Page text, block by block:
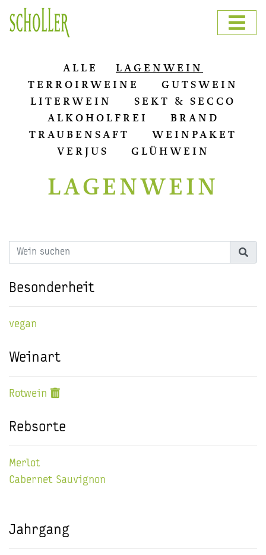
ALLE
LAGENWEIN
TERROIRWEINE
GUTSWEIN
LITERWEIN
SEKT & SECCO
ALKOHOLFREI
BRAND
TRAUBENSAFT
WEINPAKET
VERJUS
GLÜHWEIN
LAGENWEIN
Besonderheit
vegan
Weinart
Rotwein
Rebsorte
Merlot
Cabernet Sauvignon
Jahrgang